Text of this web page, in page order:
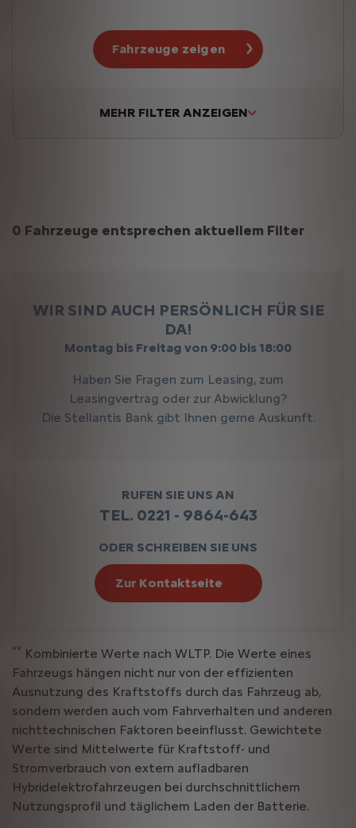
Fahrzeuge zeigen
MEHR FILTER ANZEIGEN
Suchergebnisse
0 Fahrzeuge entsprechen aktuellem Filter
WIR SIND AUCH PERSÖNLICH FÜR SIE
DA!
Montag bis Freitag von 9:00 bis 18:00
Haben Sie Fragen zum Leasing, zum
Leasingvertrag oder zur Abwicklung?
Die Stellantis Bank gibt Ihnen gerne Auskunft.
RUFEN SIE UNS AN
TEL. 0221 - 9864-643
ODER SCHREIBEN SIE UNS
Zur Kontaktseite
** Kombinierte Werte nach WLTP. Die Werte eines
Fahrzeugs hängen nicht nur von der effizienten
Ausnutzung des Kraftstoffs durch das Fahrzeug ab,
sondern werden auch vom Fahrverhalten und anderen
nichttechnischen Faktoren beeinflusst. Gewichtete
Werte sind Mittelwerte für Kraftstoff- und
Stromverbrauch von extern aufladbaren
Hybridelektrofahrzeugen bei durchschnittlichem
Nutzungsprofil und täglichem Laden der Batterie.